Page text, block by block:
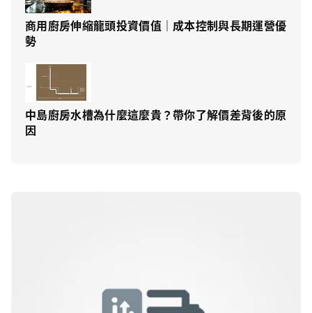
商用廚房伸縮龍頭投資價值｜成本控制與長期運營優
勢
中島廚房水槽為什麼這麼貴？帶你了解價差背後的原
因